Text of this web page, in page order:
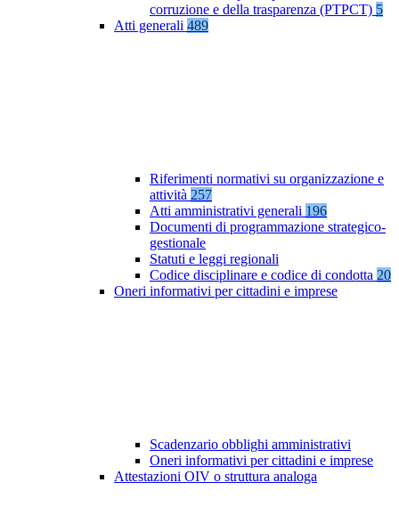
corruzione e della trasparenza (PTPCT) 5
Atti generali 489
Riferimenti normativi su organizzazione e
attività 257
Atti amministrativi generali 196
Documenti di programmazione strategico-
gestionale
Statuti e leggi regionali
Codice disciplinare e codice di condotta 20
Oneri informativi per cittadini e imprese
Scadenzario obblighi amministrativi
Oneri informativi per cittadini e imprese
Attestazioni OIV o struttura analoga